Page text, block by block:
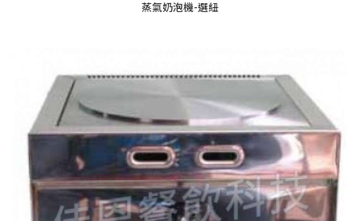
蒸氣奶泡機-選紐